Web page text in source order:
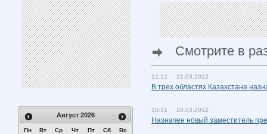
Август 2026
Пн Вт Ср Чт Пт Сб Вс
Смотрите в
12:12 21.03.2012
В трех областях Казахстана
10:31 20.03.2012
Назначен новый заместитель